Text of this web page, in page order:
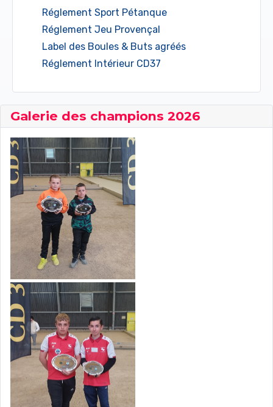
Galerie des champions 2026
Réglement Sport Pétanque
Réglement Jeu Provençal
Label des Boules & Buts agréés
Réglement Intérieur CD37